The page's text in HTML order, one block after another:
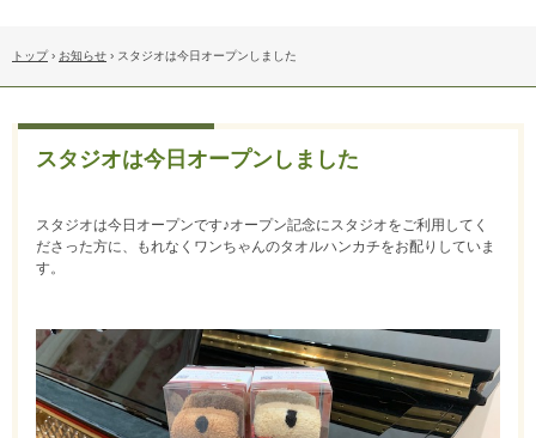
トップ › お知らせ › スタジオは今日オープンしました
スタジオは今日オープンしました
スタジオは今日オープンです♪オープン記念にスタジオをご利用してく
ださった方に、もれなくワンちゃんのタオルハンカチをお配りしていま
す。